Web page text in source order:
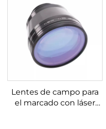
Lentes de campo para
el marcado con láser